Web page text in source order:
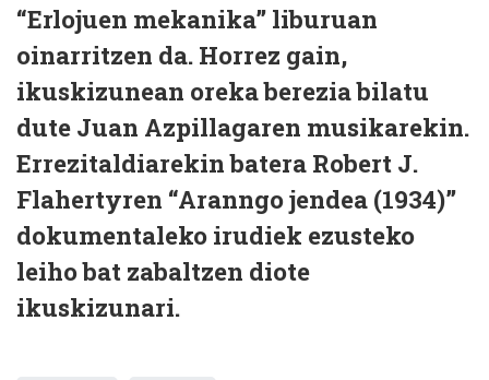
“Erlojuen mekanika” liburuan
oinarritzen da. Horrez gain,
ikuskizunean oreka berezia bilatu
dute Juan Azpillagaren musikarekin.
Errezitaldiarekin batera Robert J.
Flahertyren “Aranngo jendea (1934)”
dokumentaleko irudiek ezusteko
leiho bat zabaltzen diote
ikuskizunari.